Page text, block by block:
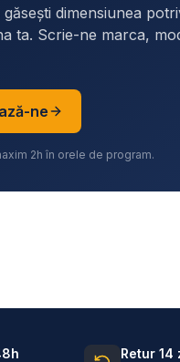
găsești dimensiunea
ta. Scrie-ne marca,
ne
2h în orele de program.
Retur 14